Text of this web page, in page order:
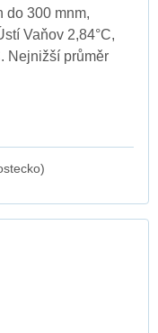
do 300 mnm,
Vaňov 2,84°C,
Nejnižší průměr